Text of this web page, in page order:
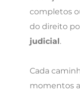
completos
do direito
judicial.
Cada
momentos